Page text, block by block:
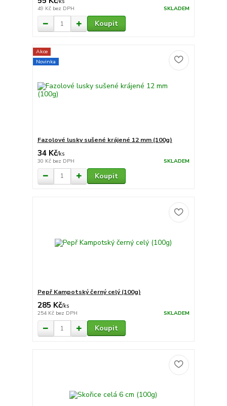
49 Kč bez DPH SKLADEM
Koupit
Akce
Novinka
Fazolové lusky sušené krájené 12 mm (100g)
34 Kč/ks
30 Kč bez DPH SKLADEM
Koupit
Pepř Kampotský černý celý (100g)
285 Kč/ks
254 Kč bez DPH SKLADEM
Koupit